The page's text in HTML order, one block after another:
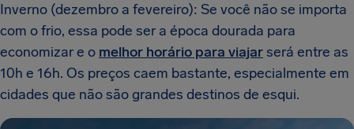
Inverno (dezembro a fevereiro): Se você não se importa
com o frio, essa pode ser a época dourada para
economizar e o melhor horário para viajarserá entre as
10h e 16h. Os preços caem bastante, especialmente em
cidades que não são grandes destinos de esqui.